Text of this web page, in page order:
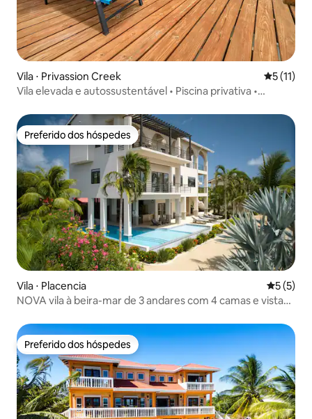
Vila ⋅ Privassion Creek 5 de uma
5 (11)
Vila elevada e autossustentável • Piscina privativa •
Preferido dos hóspedes
Preferido dos hóspedes
Vila ⋅ Placencia 5 de
5 (5)
NOVA vila à beira-mar de 3 andares com 4 camas e vista
Preferido dos hóspedes
Preferido dos hóspedes